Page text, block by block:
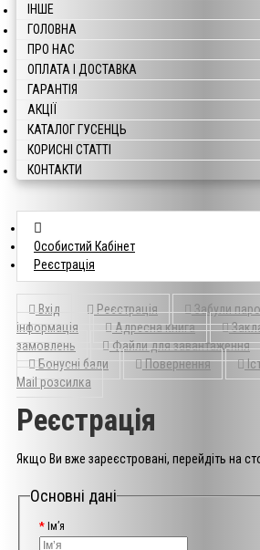
ІНШЕ
ГОЛОВНА
ПРО НАС
ОПЛАТА І ДОСТАВКА
ГАРАНТІЯ
АКЦІЇ
КАТАЛОГ ГУСЕНЦЬ
КОРИСНІ СТАТТІ
КОНТАКТИ
Особистий Кабінет
Реєстрація
Вхід Реєстрація Забули
інформація
Адресна книга
замовлень
Файли для завантаження
Бонусні бали
Повернення
Mail розсилка
Реєстрація
Якщо Ви вже зареєстровані, перейдіть на
Основні дані
Ім’я